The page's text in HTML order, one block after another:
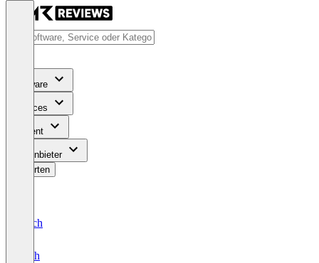
Software
Services
Content
Für Anbieter
Bewerten
Deutsch
English